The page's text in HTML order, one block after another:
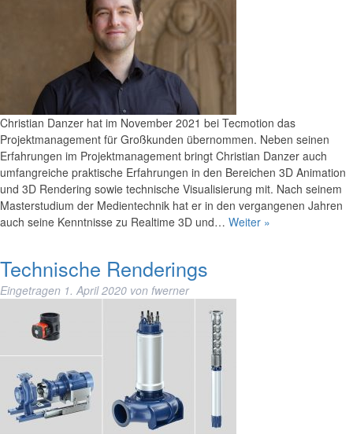
Christian Danzer hat im November 2021 bei Tecmotion das
Projektmanagement für Großkunden übernommen. Neben seinen
Erfahrungen im Projektmanagement bringt Christian Danzer auch
umfangreiche praktische Erfahrungen in den Bereichen 3D Animation
und 3D Rendering sowie technische Visualisierung mit. Nach seinem
Masterstudium der Medientechnik hat er in den vergangenen Jahren
auch seine Kenntnisse zu Realtime 3D und… Weiter »
Technische Renderings
Eingetragen 1. April 2020 von fwerner